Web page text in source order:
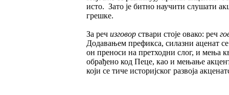
исто. Зато је битно научити слушати
грешке.
За реч изговор ствари стоје овако: реч
Додавањем префикса, силазни аценат
он преноси на претходни слог, и мења
обрађено код Пеце, као и мењање
који се тиче историјског развоја